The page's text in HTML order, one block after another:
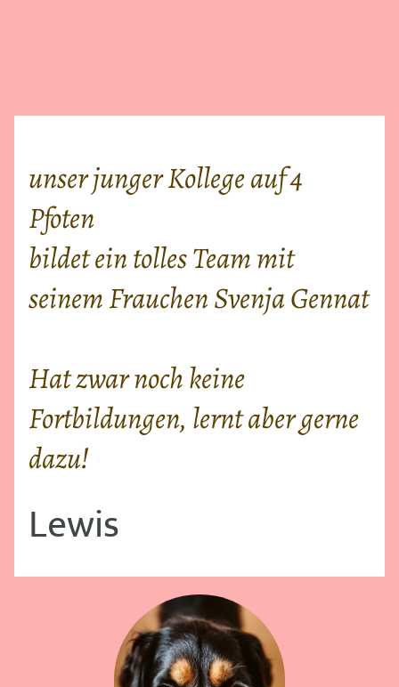
unser junger Kollege auf 4
Pfoten
bildet ein tolles Team mit
seinem Frauchen Svenja Gennat
Hat zwar noch keine
Fortbildungen, lernt aber gerne
dazu!
Lewis